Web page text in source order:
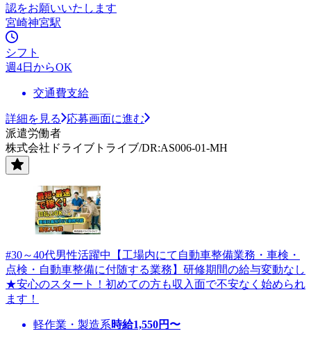
認をお願いいたします
宮崎神宮駅
シフト
週4日からOK
交通費支給
詳細を見る
応募画面に進む
派遣労働者
株式会社ドライブトライブ/DR:AS006-01-MH
#30～40代男性活躍中【工場内にて自動車整備業務・車検・
点検・自動車整備に付随する業務】研修期間の給与変動なし
★安心のスタート！初めての方も収入面で不安なく始められ
ます！
軽作業・製造系時給1,550円〜